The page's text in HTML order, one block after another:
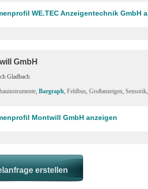
WE.TEC Anzeigentechnik GmbH
GmbH
Gladbach
, Bargraph, Feldbus, Großanzeigen, Sensorik,
Montwill GmbH anzeigen